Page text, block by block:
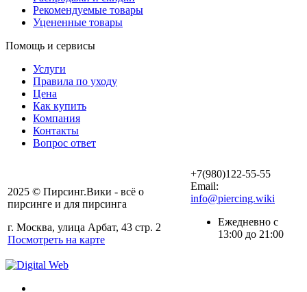
Рекомендуемые товары
Уцененные товары
Помощь и сервисы
Услуги
Правила по уходу
Цена
Как купить
Компания
Контакты
Вопрос ответ
2025 © Пирсинг.Вики - всё о
пирсинге и для пирсинга
г. Москва, улица Арбат, 43 стр. 2
Посмотреть на карте
+7(980)122-55-55
Email:
info@piercing.wiki
Ежедневно с
13:00 до 21:00